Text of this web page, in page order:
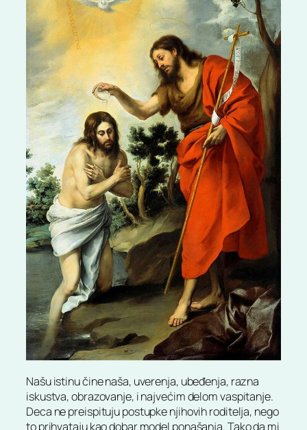
Našu istinu čine naša, uverenja, ubeđenja, razna
iskustva, obrazovanje, i najvećim delom vaspitanje.
Deca ne preispituju postupke njihovih roditelja, nego
to prihvataju kao dobar model ponašanja. Tako da mi